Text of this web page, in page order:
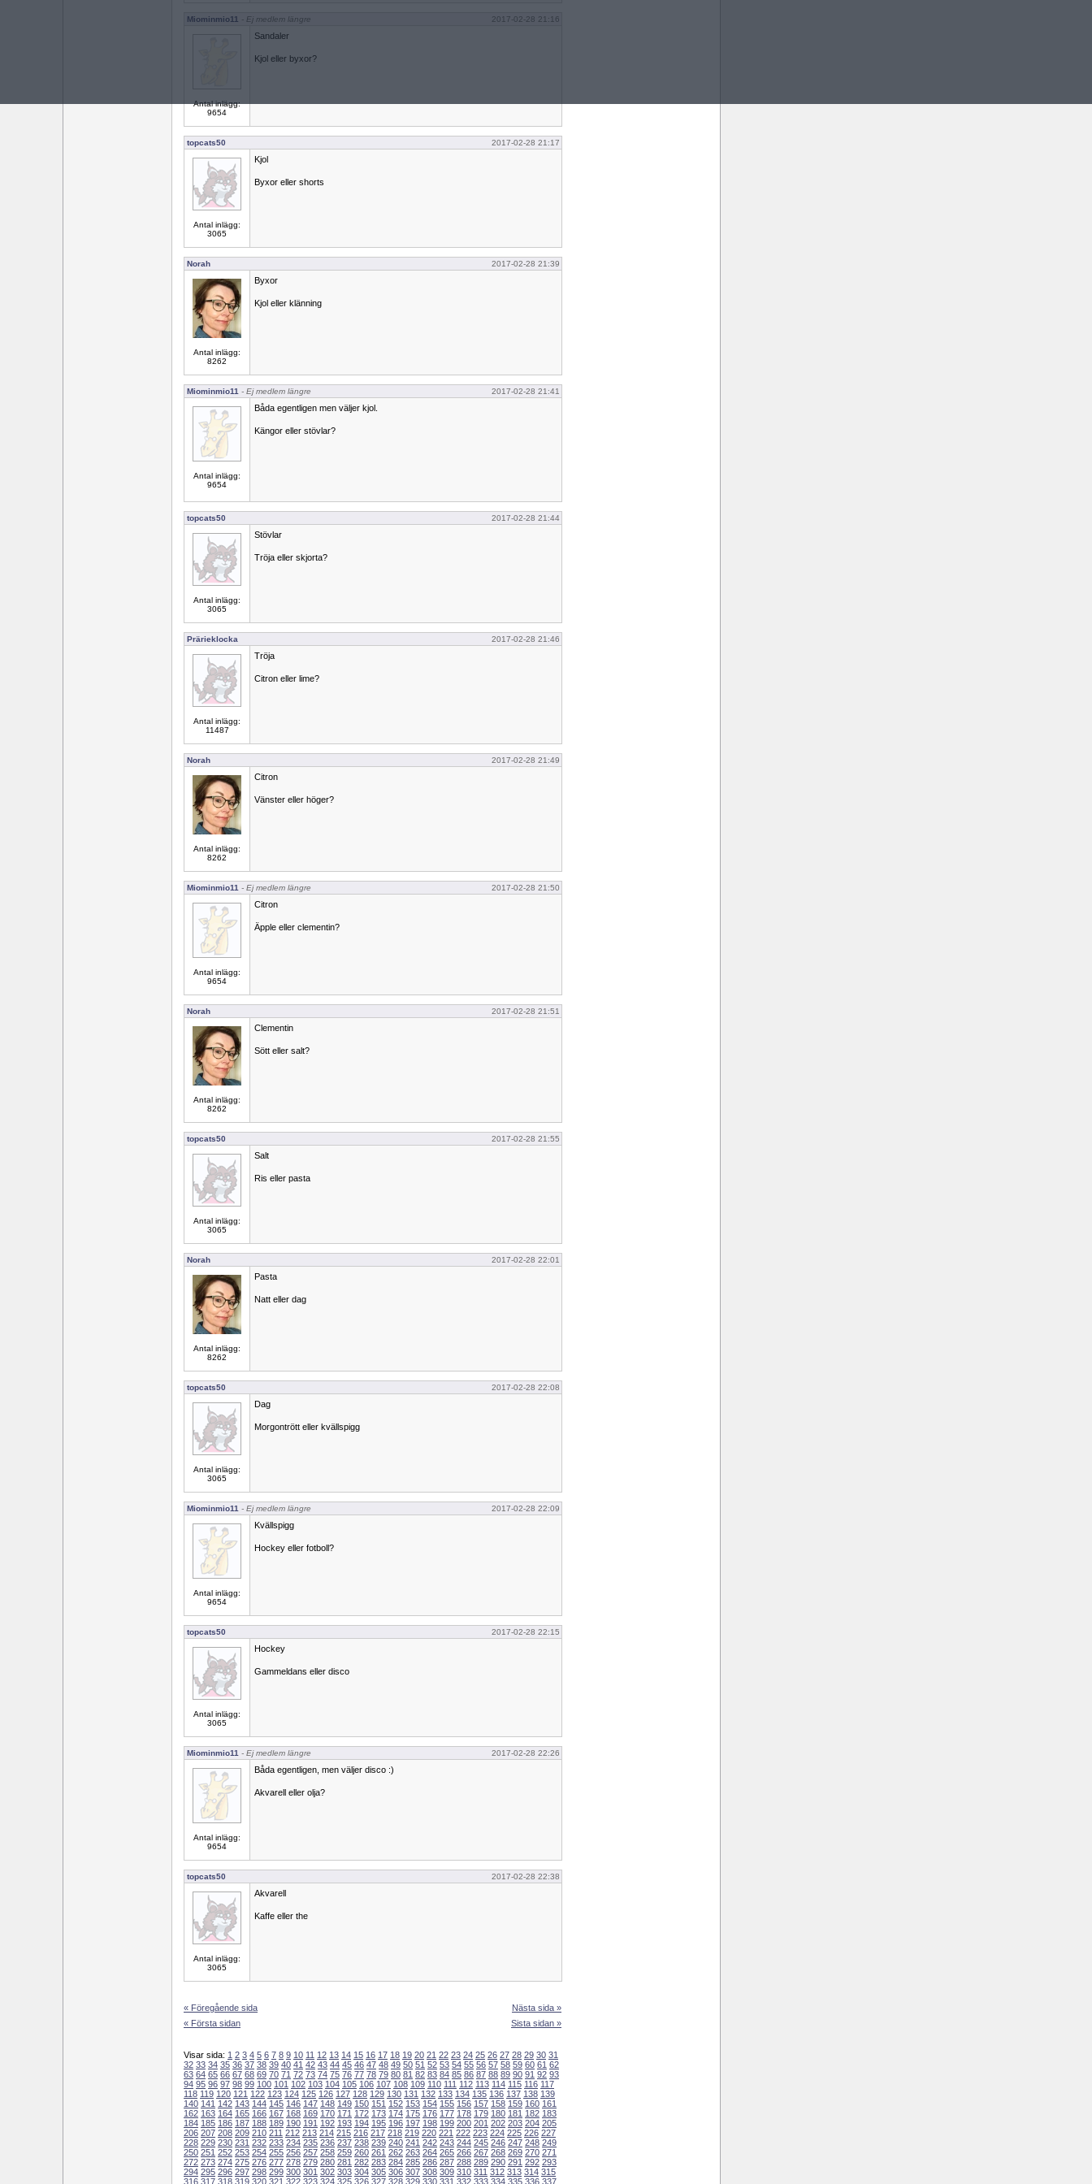
Miominmio11 - Ej medlem längre 2017-02-28 21:16
Antal inlägg:
9654
Sandaler
Kjol eller byxor?
topcats50 2017-02-28 21:17
Antal inlägg:
3065
Kjol
Byxor eller shorts
Norah 2017-02-28 21:39
Antal inlägg:
8262
Byxor
Kjol eller klänning
Miominmio11 - Ej medlem längre 2017-02-28 21:41
Antal inlägg:
9654
Båda egentligen men väljer kjol.
Kängor eller stövlar?
topcats50 2017-02-28 21:44
Antal inlägg:
3065
Stövlar
Tröja eller skjorta?
Prärieklocka 2017-02-28 21:46
Antal inlägg:
11487
Tröja
Citron eller lime?
Norah 2017-02-28 21:49
Antal inlägg:
8262
Citron
Vänster eller höger?
Miominmio11 - Ej medlem längre 2017-02-28 21:50
Antal inlägg:
9654
Citron
Äpple eller clementin?
Norah 2017-02-28 21:51
Antal inlägg:
8262
Clementin
Sött eller salt?
topcats50 2017-02-28 21:55
Antal inlägg:
3065
Salt
Ris eller pasta
Norah 2017-02-28 22:01
Antal inlägg:
8262
Pasta
Natt eller dag
topcats50 2017-02-28 22:08
Antal inlägg:
3065
Dag
Morgontrött eller kvällspigg
Miominmio11 - Ej medlem längre 2017-02-28 22:09
Antal inlägg:
9654
Kvällspigg
Hockey eller fotboll?
topcats50 2017-02-28 22:15
Antal inlägg:
3065
Hockey
Gammeldans eller disco
Miominmio11 - Ej medlem längre 2017-02-28 22:26
Antal inlägg:
9654
Båda egentligen, men väljer disco :)
Akvarell eller olja?
topcats50 2017-02-28 22:38
Antal inlägg:
3065
Akvarell
Kaffe eller the
« Föregående sida
« Första sidan
Nästa sida »
Sista sidan »
Visar sida: 1 2 3 4 5 6 7 8 9 10 11 12 13 14 15 16 17 18 19 20 21 22 23 24 25 26 27 28 29 30 31
32 33 34 35 36 37 38 39 40 41 42 43 44 45 46 47 48 49 50 51 52 53 54 55 56 57 58 59 60 61 62
63 64 65 66 67 68 69 70 71 72 73 74 75 76 77 78 79 80 81 82 83 84 85 86 87 88 89 90 91 92 93
94 95 96 97 98 99 100 101 102 103 104 105 106 107 108 109 110 111 112 113 114 115 116 117
118 119 120 121 122 123 124 125 126 127 128 129 130 131 132 133 134 135 136 137 138 139
140 141 142 143 144 145 146 147 148 149 150 151 152 153 154 155 156 157 158 159 160 161
162 163 164 165 166 167 168 169 170 171 172 173 174 175 176 177 178 179 180 181 182 183
184 185 186 187 188 189 190 191 192 193 194 195 196 197 198 199 200 201 202 203 204 205
206 207 208 209 210 211 212 213 214 215 216 217 218 219 220 221 222 223 224 225 226 227
228 229 230 231 232 233 234 235 236 237 238 239 240 241 242 243 244 245 246 247 248 249
250 251 252 253 254 255 256 257 258 259 260 261 262 263 264 265 266 267 268 269 270 271
272 273 274 275 276 277 278 279 280 281 282 283 284 285 286 287 288 289 290 291 292 293
294 295 296 297 298 299 300 301 302 303 304 305 306 307 308 309 310 311 312 313 314 315
316 317 318 319 320 321 322 323 324 325 326 327 328 329 330 331 332 333 334 335 336 337